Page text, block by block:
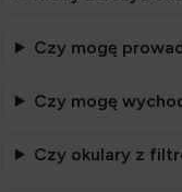
Czy mogę
Czy mogę
Czy okulary z